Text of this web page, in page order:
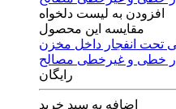
افزودن به لیست دلخواه
مقایسه این محصول
تحت انفجار داخل مخزن
خطی و غیرخطی مصالح
رایگان
اضافه به سبد خرید